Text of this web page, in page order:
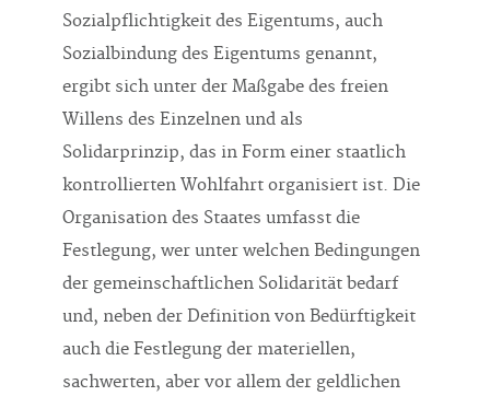
Sozialpflichtigkeit des Eigentums, auch
Sozialbindung des Eigentums genannt,
ergibt sich unter der Maßgabe des freien
Willens des Einzelnen und als
Solidarprinzip, das in Form einer staatlich
kontrollierten Wohlfahrt organisiert ist. Die
Organisation des Staates umfasst die
Festlegung, wer unter welchen Bedingungen
der gemeinschaftlichen Solidarität bedarf
und, neben der Definition von Bedürftigkeit
auch die Festlegung der materiellen,
sachwerten, aber vor allem der geldlichen